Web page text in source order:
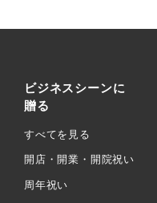
ビジネスシーンに
贈る
すべてを見る
開店・開業・開院祝い
周年祝い